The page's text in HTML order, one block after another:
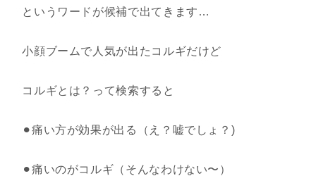
というワードが候補で出てきます…
小顔ブームで人気が出たコルギだけど
コルギとは？って検索すると
⚫︎痛い方が効果が出る（え？嘘でしょ？)
⚫︎痛いのがコルギ（そんなわけない〜）